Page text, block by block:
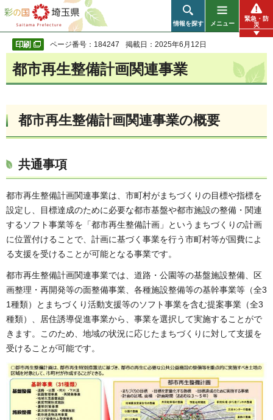
彩の国 埼玉県
情報を探す メニュー
緊急・防
災
ページ番号：184247 掲載日：2025年6月12日
都市再生整備計画関連事業
都市再生整備計画関連事業の概要
共通事項
都市再生整備計画関連事業は、市町村がまちづくりの目標や指標を
設定し、目標達成のために必要な都市基盤や都市施設の整備・関連
するソフト事業等を「都市再生整備計画」というまちづくりの計画
に位置付けることで、計画に基づく事業を行う市町村等が国費によ
る支援を受けることが可能となる事業です。
都市再生整備計画関連事業では、道路・公園等の基盤施設整備、区
画整理・再開発等の面整備事業、各種施設整備等の基幹事業等（全3
1種類）とまちづくり活動支援等のソフト事業を含む提案事業（全3
種類）、居住誘導促進事業から、事業を選択して実施することがで
きます。このため、地域の状況に応じたまちづくりに対して支援を
受けることが可能です。